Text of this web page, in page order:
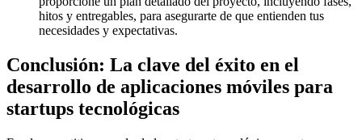
hitos y entregables, para asegurarte de que entienden tus
necesidades y expectativas.
Conclusión: La clave del éxito en el
desarrollo de aplicaciones móviles para
startups tecnológicas